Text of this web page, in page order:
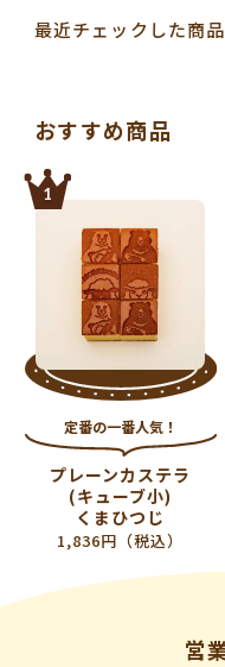
最近チェックした商
おすすめ商品
1
定番の一番人気！
プレーンカステラ
(キューブ小)
くまひつじ
1,836円（税込）
営